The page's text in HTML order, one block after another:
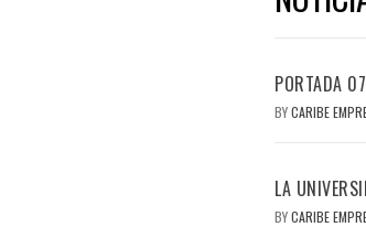
PORTADA
BYCARIBE
LA
BYCARIBE